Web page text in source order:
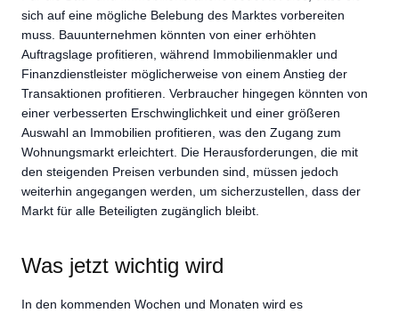
sich auf eine mögliche Belebung des Marktes vorbereiten
muss. Bauunternehmen könnten von einer erhöhten
Auftragslage profitieren, während Immobilienmakler und
Finanzdienstleister möglicherweise von einem Anstieg der
Transaktionen profitieren. Verbraucher hingegen könnten von
einer verbesserten Erschwinglichkeit und einer größeren
Auswahl an Immobilien profitieren, was den Zugang zum
Wohnungsmarkt erleichtert. Die Herausforderungen, die mit
den steigenden Preisen verbunden sind, müssen jedoch
weiterhin angegangen werden, um sicherzustellen, dass der
Markt für alle Beteiligten zugänglich bleibt.
Was jetzt wichtig wird
In den kommenden Wochen und Monaten wird es